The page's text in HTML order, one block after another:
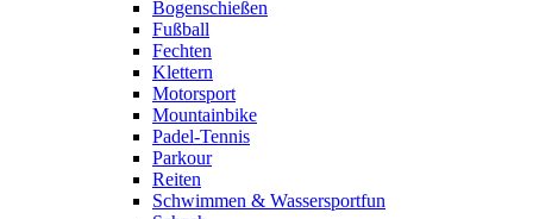
Bogenschießen
Fußball
Fechten
Klettern
Motorsport
Mountainbike
Padel-Tennis
Parkour
Reiten
Schwimmen & Wassersportfun